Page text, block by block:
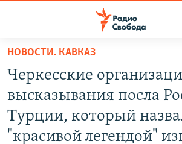
упрощенного
доступа
основному
содержанию
ПОДКАСТЫ
АВТОРСКИЕ ПРОЕКТЫ
ЦИТАТЫ СВОБОДЫ
НОВОСТИ. КАВКАЗ
Черкесские
высказывания посла
Турции, который
"красивой легендой"